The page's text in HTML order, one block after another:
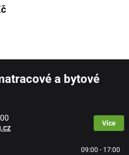
a bytové
Více
09:00 - 17:00